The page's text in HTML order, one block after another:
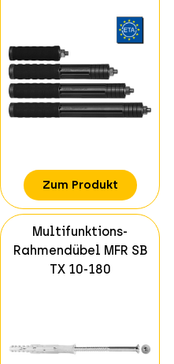
Zum Produkt
Multifunktions-
Rahmendübel MFR SB
TX 10-180